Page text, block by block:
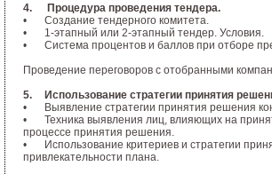
4.
Процедура проведения тендера.
•
Создание тендерного комитета.
•
1-этапный или 2-этапный тендер. Условия.
•
Система процентов и баллов при отборе
Проведение переговоров с отобранными
5.
Использование стратегии принятия
•
Выявление стратегии принятия решения
•
Техника выявления лиц, влияющих на
процессе принятия решения.
•
Использование критериев и стратегии
привлекательности плана.